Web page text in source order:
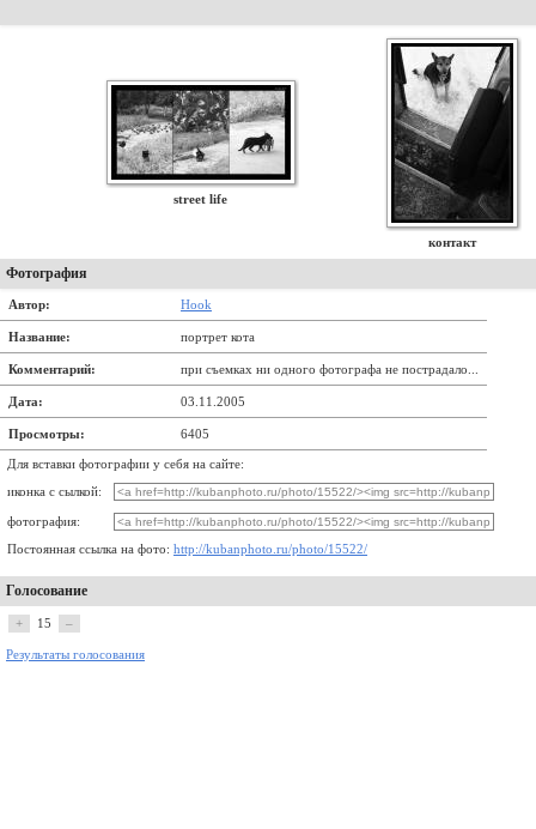
street life
контакт
Фотография
Автор: Hook
Название: портрет кота
Комментарий: при съемках ни одного фотографа не пострадало...
Дата: 03.11.2005
Просмотры: 6405
Для вставки фотографии у себя на сайте:
иконка с сылкой:
фотография:
Постоянная ссылка на фото: http://kubanphoto.ru/photo/15522/
Голосование
+ 15 –
Результаты голосования